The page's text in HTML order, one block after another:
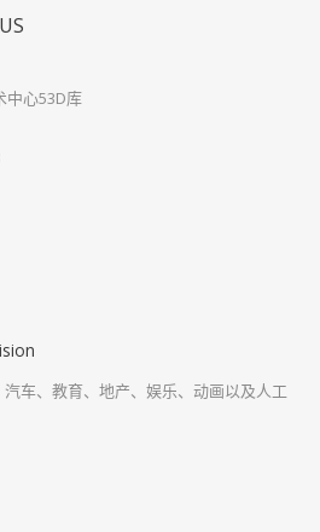
中心53D库
车、教育、地产、娱乐、动画以及人工